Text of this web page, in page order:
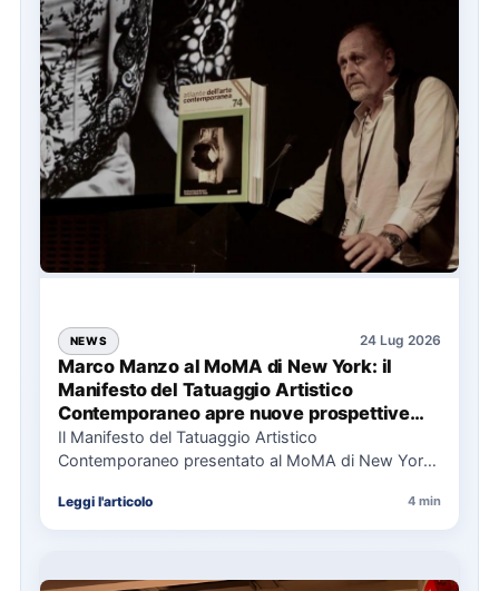
NEWS 24 Lug 2026
Marco Manzo al MoMA di New York: il
Manifesto del Tatuaggio Artistico
Contemporaneo apre nuove prospettive
per il collezionismo
Il Manifesto del Tatuaggio Artistico
Contemporaneo presentato al MoMA di New York
Leggi l'articolo 4 min